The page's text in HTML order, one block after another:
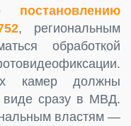
постановлению
, региональным
обработкой
камер должны
виде сразу в МВД.
властям —